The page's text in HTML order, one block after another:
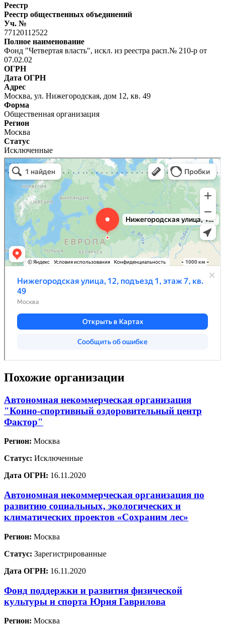
Реестр
Реестр общественных объединений
Уч. №
77120112522
Полное наименование
Фонд "Четвертая власть", искл. из реестра расп.№ 210-р от
07.02.02
ОГРН
Дата ОГРН
Адрес
Москва, ул. Нижегородская, дом 12, кв. 49
Форма
Общественная организация
Регион
Москва
Статус
Исключенные
Похожие организации
Автономная некоммерческая организация
"Конно-спортивный оздоровительный центр
Фактор"
Регион: Москва
Статус: Исключенные
Дата ОГРН: 16.11.2020
Автономная некоммерческая организация по
развитию социальных, экологических и
климатических проектов «Сохраним лес»
Регион: Москва
Статус: Зарегистрированные
Дата ОГРН: 16.11.2020
Фонд поддержки и развития физической
культуры и спорта Юрия Гаврилова
Регион: Москва